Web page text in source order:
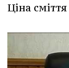
Ціна сміття